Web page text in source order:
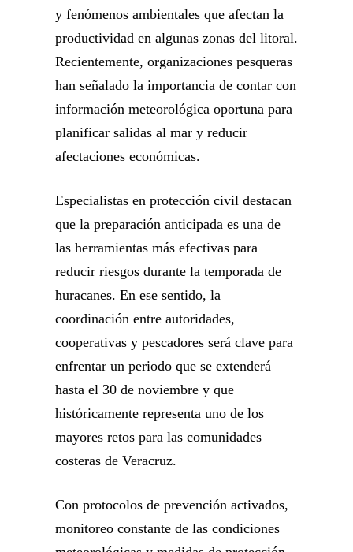
y fenómenos ambientales que afectan la
productividad en algunas zonas del litoral.
Recientemente, organizaciones pesqueras
han señalado la importancia de contar con
información meteorológica oportuna para
planificar salidas al mar y reducir
afectaciones económicas.
Especialistas en protección civil destacan
que la preparación anticipada es una de
las herramientas más efectivas para
reducir riesgos durante la temporada de
huracanes. En ese sentido, la
coordinación entre autoridades,
cooperativas y pescadores será clave para
enfrentar un periodo que se extenderá
hasta el 30 de noviembre y que
históricamente representa uno de los
mayores retos para las comunidades
costeras de Veracruz.
Con protocolos de prevención activados,
monitoreo constante de las condiciones